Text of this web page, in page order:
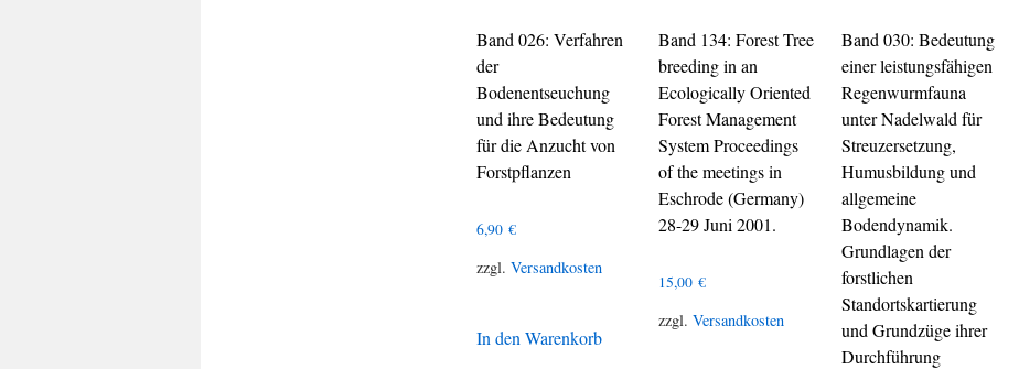
Band 026: Verfahren
der
Bodenentseuchung
und ihre Bedeutung
für die Anzucht von
Forstpflanzen
6,90 €
zzgl. Versandkosten
In den Warenkorb
Band 134: Forest Tree
breeding in an
Ecologically Oriented
Forest Management
System Proceedings
of the meetings in
Eschrode (Germany)
28-29 Juni 2001.
15,00€
zzgl.Versandkosten
Band 030: Bedeutung
einer leistungsfähigen
Regenwurmfauna
unter Nadelwald für
Streuzersetzung,
Humusbildung und
allgemeine
Bodendynamik.
Grundlagen der
forstlichen
Standortskartierung
und Grundzüge ihrer
Durchführung